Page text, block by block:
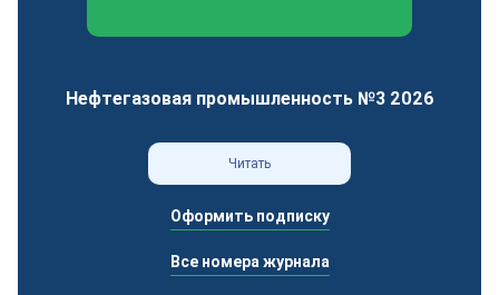
Нефтегазовая промышленность №3 2026
Читать
Оформить подписку
Все номера журнала